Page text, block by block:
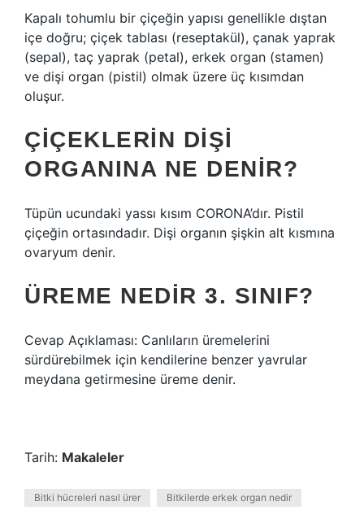
Kapalı tohumlu bir çiçeğin yapısı genellikle dıştan
içe doğru; çiçek tablası (reseptakül), çanak yaprak
(sepal), taç yaprak (petal), erkek organ (stamen)
ve dişi organ (pistil) olmak üzere üç kısımdan
oluşur.
ÇIÇEKLERIN DIŞI
ORGANINA NE DENIR?
Tüpün ucundaki yassı kısım CORONA’dır. Pistil
çiçeğin ortasındadır. Dişi organın şişkin alt kısmına
ovaryum denir.
ÜREME NEDIR 3. SINIF?
Cevap Açıklaması: Canlıların üremelerini
sürdürebilmek için kendilerine benzer yavrular
meydana getirmesine üreme denir.
Tarih: Makaleler
Bitki hücreleri nasıl ürer Bitkilerde erkek organ nedir